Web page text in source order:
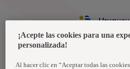
Política de
Uruguay
¡Acepte las cookies para una
personalizada!
Al hacer clic en “Aceptar todas las